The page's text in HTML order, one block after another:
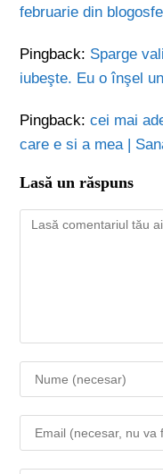
februarie din
Pingback: Sparge
iubeşte. Eu o înşel
Pingback:cei mai
care e si a mea |
Lasă un răspuns